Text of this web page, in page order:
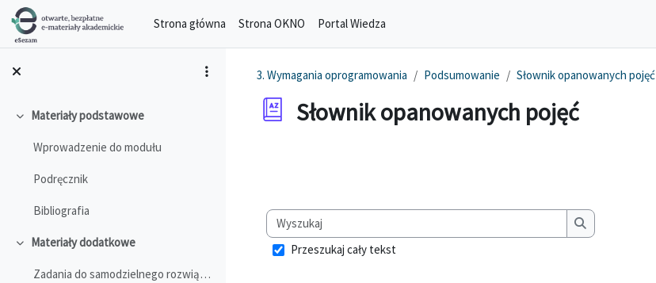
Przejdź do głównej zawartości
Strona główna
Strona OKNO Portal Wiedza
Minimalizuj
Materiały podstawowe
Wprowadzenie do modułu
Podręcznik
Bibliografia
Minimalizuj
Materiały dodatkowe
Zadania do samodzielnego rozwiązania
3. Wymagania oprogramowania Podsumowanie Słownik opanowanych pojęć
Słownik opanowanych pojęć
Wyszukaj
Wyszukaj
Przeszukaj cały tekst